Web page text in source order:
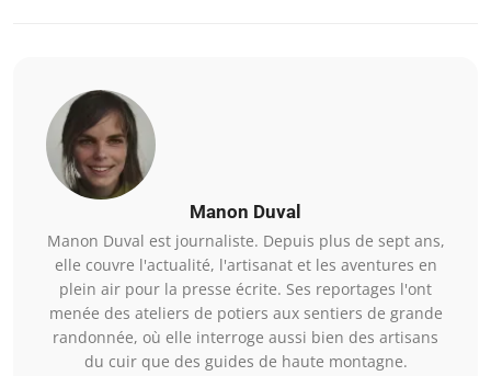
Manon Duval
Manon Duval est journaliste. Depuis plus de sept ans,
elle couvre l'actualité, l'artisanat et les aventures en
plein air pour la presse écrite. Ses reportages l'ont
menée des ateliers de potiers aux sentiers de grande
randonnée, où elle interroge aussi bien des artisans
du cuir que des guides de haute montagne.